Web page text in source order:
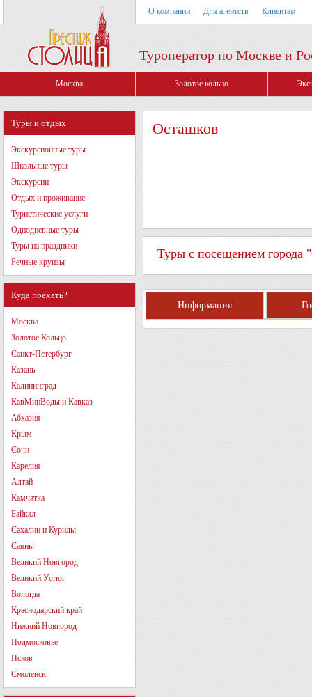
О компании Для агентств Клиентам
Туроператор по Москве и
Москва Золотое кольцо
Туры и отдых
Экскурсионные туры
Школьные туры
Экскурсии
Отдых и проживание
Туристические услуги
Однодневные туры
Туры на праздники
Речные круизы
Куда поехать?
Москва
Золотое Кольцо
Санкт-Петербург
Казань
Калининград
КавМинВоды и Кавказ
Абхазия
Крым
Сочи
Карелия
Алтай
Камчатка
Байкал
Сахалин и Курилы
Саяны
Великий Новгород
Великий Устюг
Вологда
Краснодарский край
Нижний Новгород
Подмосковье
Псков
Смоленск
Осташков
Туры с посещением города
Информация